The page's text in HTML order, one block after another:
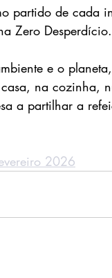
partido de cada
Zero Desperdício.
e o
na cozinha,
a partilhar a
2026